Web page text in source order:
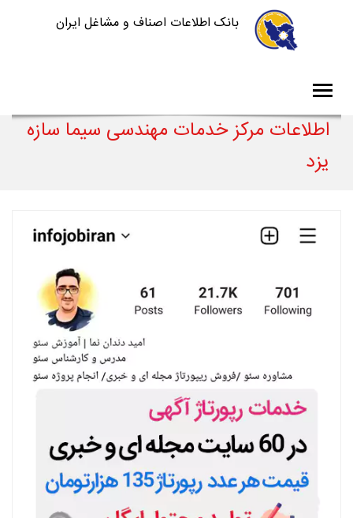
بانک اطلاعات اصناف و مشاغل ایران
اطلاعات مرکز خدمات مهندسی سیما سازه
یزد